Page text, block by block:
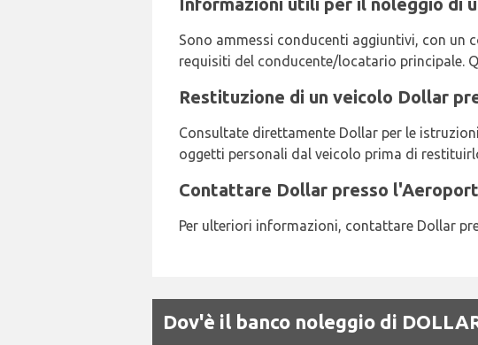
Sono ammessi conducenti aggiuntivi, con un
requisiti del conducente/locatario principale.
Restituzione di un veicolo Dollar
Consultate direttamente Dollar per le
oggetti personali dal veicolo prima di
Contattare Dollar presso
Per ulteriori informazioni, contattare Dollar
Dov'è il banco noleggio di